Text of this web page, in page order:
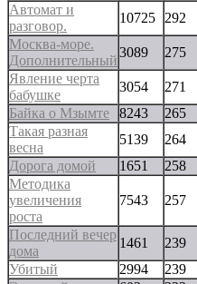
Автомат и
разговор.
10725 292
Москва-море.
Дополнительный
3089 275
Явление черта
бабушке
3054 271
Байка о Мзымте
8243 265
Такая разная
весна
5139 264
Дорога домой
1651 258
Методика
увеличения
роста
7543 257
Последний вечер
дома
1461 239
Убитый
2994 239